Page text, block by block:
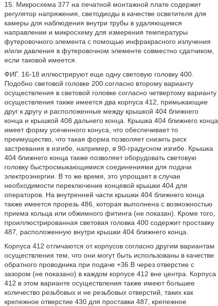
15. Микросхема 377 на печатной монтажной плате содержит
регулятор напряжения, светодиоды в качестве осветителя для
камеры для наблюдения внутри трубы в удаляющемся
направлении и микросхему для измерения температуры
футеровочного элемента с помощью инфракрасного излучения
и/или давления в футеровочном элементе совместно сдатчиком,
если таковой имеется.
ФИГ. 16-18 иллюстрируют еще одну световую головку 400.
Подобно световой головке 200 согласно второму варианту
осуществления в световой головке согласно четвертому варианту
осуществления также имеется два корпуса 412, примыкающие
друг к другу и расположенные между крышкой 404 ближнего
конца и крышкой 408 дальнего конца. Крышка 404 ближнего конца
имеет форму усеченного конуса, что обеспечивает то
преимущество, что такая форма позволяет снизить риск
застревания в изгибе, например, в 90-градусном изгибе. Крышка
404 ближнего конца также позволяет оборудовать световую
головку быстросмыкающимися соединениями для подачи
электроэнергии. В то же время, это упрощает в случае
необходимости переключение концевой крышки 404 для
операторов. На внутренней части крышки 404 ближнего конца
также имеется прорезь 486, которая выполнена с возможностью
приема кольца или обжимного фитинга (не показан). Кроме того,
проиллюстрированная световая головка 400 содержит проставку
487, расположенную внутри крышки 404 ближнего конца.
Корпуса 412 отличаются от корпусов согласно другим вариантам
осуществления тем, что они могут быть использованы в качестве
обратного проводника при подаче +36 В через отверстие с
зазором (не показано) в каждом корпусе 412 вне центра. Корпуса
412 в этом варианте осуществления также имеют большее
количество резьбовых и не резьбовых отверстий, таких как
крепежное отверстие 430 для проставки 487, крепежное